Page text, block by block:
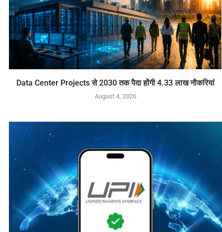
Data Center Projects से 2030 तक पैदा होंगी 4.33 लाख नौकरियां
August 4, 2026